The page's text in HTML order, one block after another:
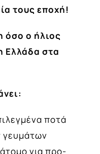
τους εποχή!
όσο ο ήλιος
Ελλάδα στα
ποτά
γευμάτων
για προ-